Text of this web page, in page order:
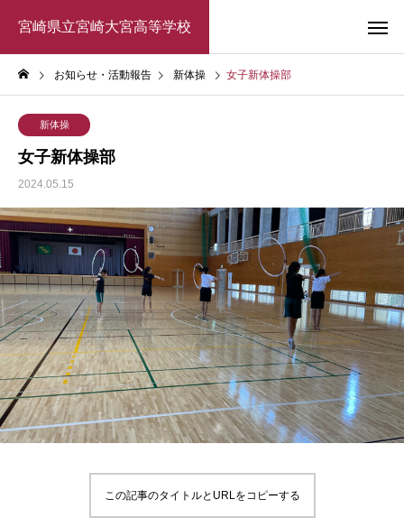
宮崎県立宮崎大宮高等学校
お知らせ・活動報告 新体操 女子新体操部
新体操
女子新体操部
2024.05.15
この記事のタイトルとURLをコピーする